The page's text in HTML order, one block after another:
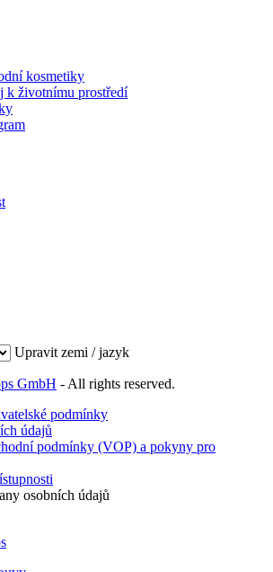
kosmetiky
k životnímu prostředí
Upravit zemi / jazyk
GmbH - All rights reserved.
podmínky
údajů
podmínky (VOP) a pokyny pro
osobních údajů